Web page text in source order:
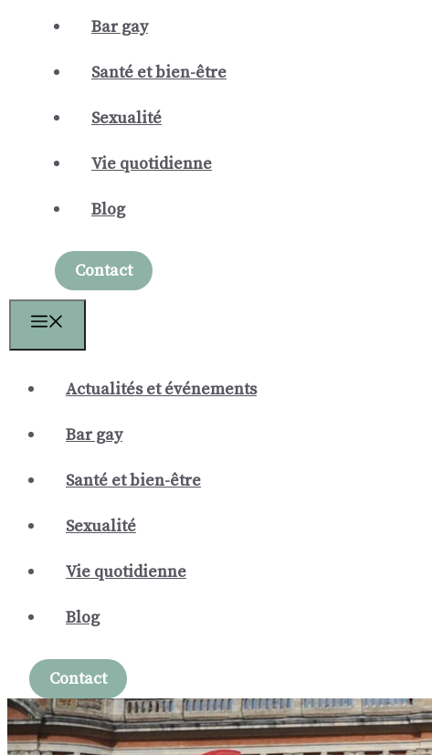
Bar gay
Santé et bien-être
Sexualité
Vie quotidienne
Blog
Contact
Actualités et événements
Bar gay
Santé et bien-être
Sexualité
Vie quotidienne
Blog
Contact